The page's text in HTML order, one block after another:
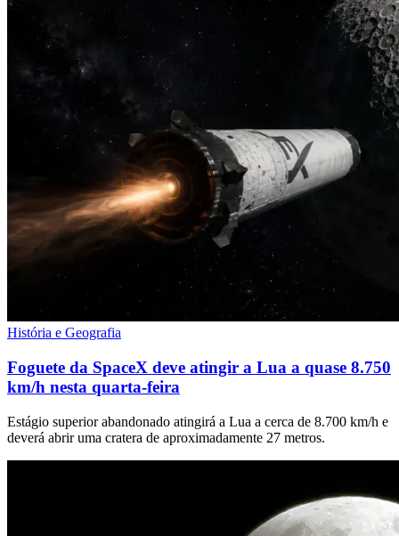
História e Geografia
Foguete da SpaceX deve atingir a Lua a quase 8.750
km/h nesta quarta-feira
Estágio superior abandonado atingirá a Lua a cerca de 8.700 km/h e
deverá abrir uma cratera de aproximadamente 27 metros.